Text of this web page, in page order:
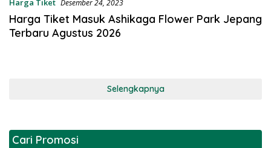
Harga Tiket Desember 24, 2023
Harga Tiket Masuk Ashikaga Flower Park Jepang
Terbaru Agustus 2026
Selengkapnya
Cari Promosi